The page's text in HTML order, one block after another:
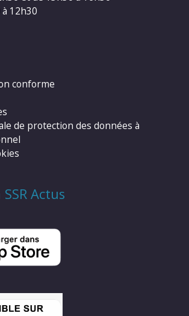
12h30
conforme
de protection des données à
Actus